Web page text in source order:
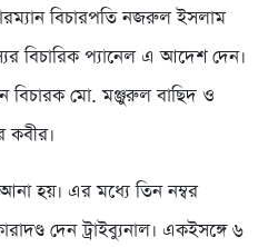
বিচারপতি নজরুল ইসলাম
বিচারিক প্যানেল এ আদেশ দেন।
বিচারক মো. মঞ্জুরুল বাছিদ ও
কবীর।
হয়। এর মধ্যে তিন নম্বর
দেন ট্রাইব্যুনাল। একইসঙ্গে ৬